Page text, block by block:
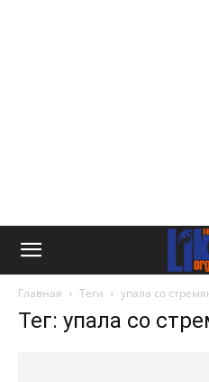
Главная Теги упала со
Тег: упала со